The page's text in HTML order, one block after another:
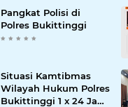
Pangkat Polisi di
Polres Bukittinggi
Situasi Kamtibmas
Wilayah Hukum Polres
Bukittinggi 1 x 24 Jam